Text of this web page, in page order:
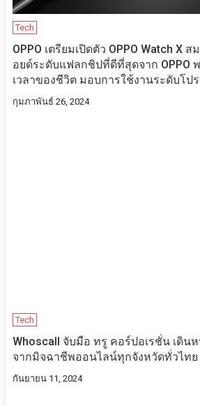
Tech
OPPO เตรียมเปิดตัว OPPO Watch X
อยด์ระดับแฟลกชิปที่ดีที่สุดจาก OPPO
เวลาของชีวิต มอบการใช้งานระดับโป
กุมภาพันธ์ 26, 2024
Tech
Whoscall จับมือ ทรู คอร์ปอเรชั่น เดิน
จากมิจฉาชีพออนไลน์ทุกจังหวัดทั่วไทย
กันยายน 11, 2024